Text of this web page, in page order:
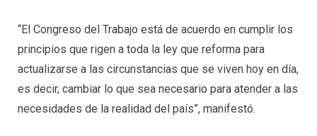
“El Congreso del Trabajo está de acuerdo en cumplir los
principios que rigen a toda la ley que reforma para
actualizarse a las circunstancias que se viven hoy en día,
es decir, cambiar lo que sea necesario para atender a las
necesidades de la realidad del país”, manifestó.